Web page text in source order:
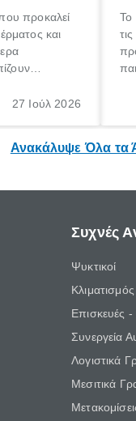
προκαλεί
και
τι είναι»,
27 Ιούλ 2026
Το
Ανακάλυψε Όλα τα
Συχνές
Ψυκτικοί
Κλιματισμός
Επισκευές
Συνεργεία
Λογιστικά
Μεσιτικά